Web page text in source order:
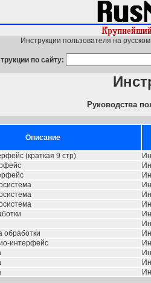
Инструкции пользователя на
по сайту:
Руководства
Описание
(краткая 9 стр)
обработки
интерфейс